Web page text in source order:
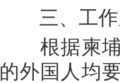
三、工作
根据柬埔
的外国人均